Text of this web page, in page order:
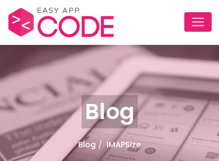
Blog
Blog IMAPSize